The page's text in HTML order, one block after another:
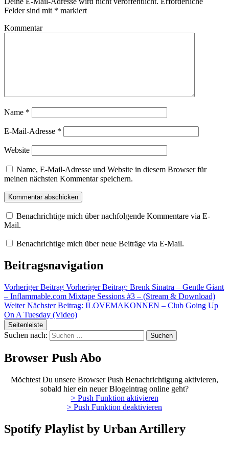
Felder sind mit * markiert
Kommentar
Name *
E-Mail-Adresse *
Website
Name, E-Mail-Adresse und Website in diesem Browser für
meinen nächsten Kommentar speichern.
Benachrichtige mich über nachfolgende Kommentare via E-
Mail.
Benachrichtige mich über neue Beiträge via E-Mail.
Beitragsnavigation
Vorheriger Beitrag Vorheriger Beitrag: Brenk Sinatra – Gentle Giant
– Inflammable.com Mixtape Sessions #3 – (Stream & Download)
Weiter Nächster Beitrag: ILOVEMAKONNEN – Club Going Up
On A Tuesday (Video)
Seitenleiste
Suchen nach:
Browser Push Abo
Möchtest Du unsere Browser Push Benachrichtigung aktivieren,
sobald hier ein neuer Blogeintrag online geht?
> Push Funktion aktivieren
> Push Funktion deaktivieren
Spotify Playlist by Urban Artillery